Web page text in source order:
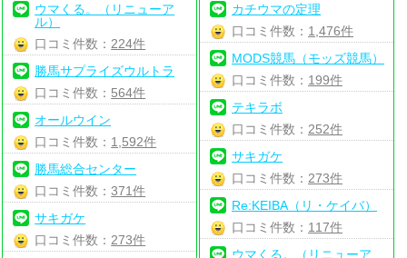
ウマくる。（リニューア
ル）
口コミ件数： 224件
勝馬サプライズウルトラ
口コミ件数： 564件
オールウイン
口コミ件数： 1,592件
勝馬総合センター
口コミ件数：371件
サキガケ
口コミ件数： 273件
カチウマの定理
口コミ件数： 1,476件
MODS競馬（モッズ競馬）
口コミ件数： 199件
テキラボ
口コミ件数： 252件
サキガケ
口コミ件数： 273件
Re:KEIBA（リ・ケイバ）
口コミ件数： 117件
ウマくる。（リニューア